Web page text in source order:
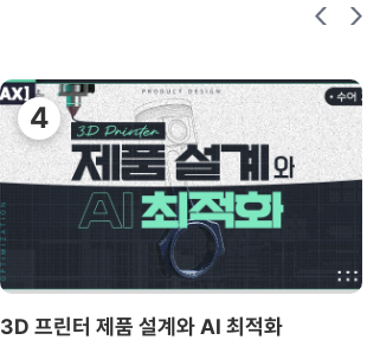
3D 프린터 제품 설계와 AI 최적화